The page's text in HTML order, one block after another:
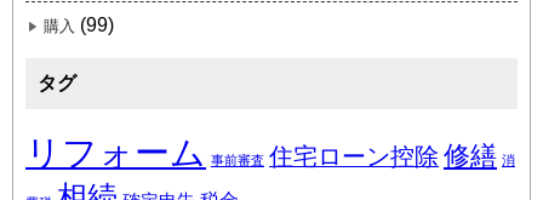
購入 (99)
タグ
リフォーム 事前審査 住宅ローン控除 修繕 消